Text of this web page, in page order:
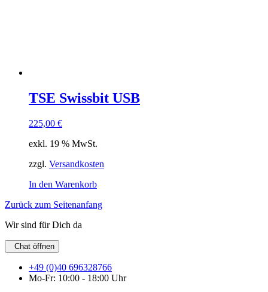
TSE Swissbit USB
225,00 €
exkl. 19 % MwSt.
zzgl. Versandkosten
In den Warenkorb
Zurück zum Seitenanfang
Wir sind für Dich da
Chat öffnen
+49 (0)40 696328766
Mo-Fr: 10:00 - 18:00 Uhr